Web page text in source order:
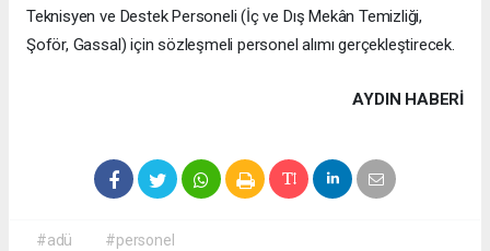
Teknisyen ve Destek Personeli (İç ve Dış Mekân Temizliği,
Şoför, Gassal) için sözleşmeli personel alımı gerçekleştirecek.
AYDIN HABERİ
#adü #personel